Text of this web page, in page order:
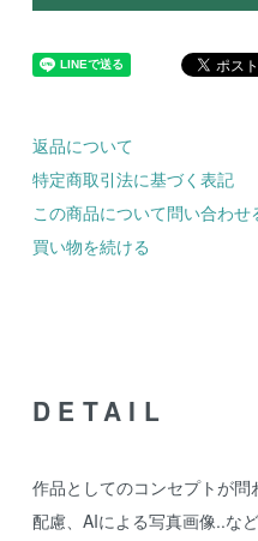
返品について
特定商取引法に基づく表記
この商品について問い合わせ
買い物を続ける
DETAIL
作品としてのコンセプトが
配慮、AIによる写真画像..な